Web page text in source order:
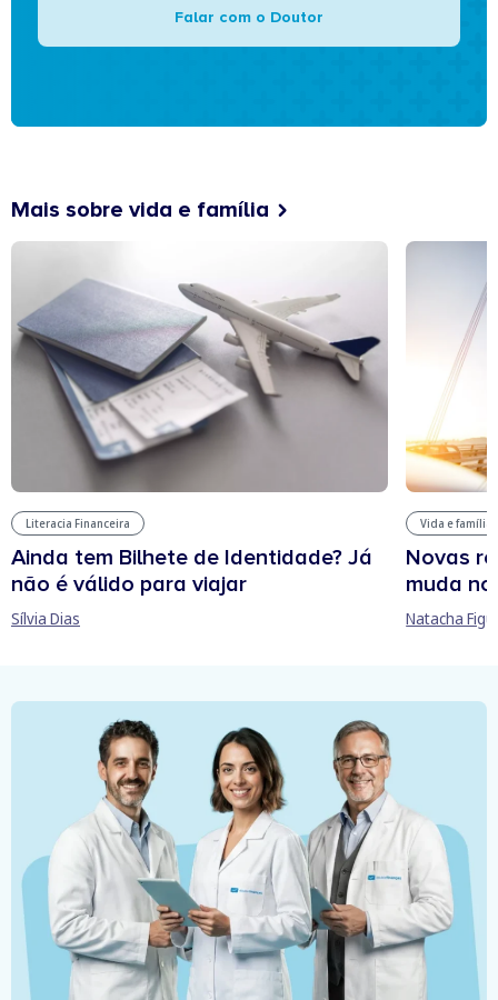
Falar com o Doutor
Mais sobre vida e família
Literacia Financeira
Ainda tem Bilhete de Identidade? Já
não é válido para viajar
Sílvia Dias
Vida e família
Novas
muda
Natacha